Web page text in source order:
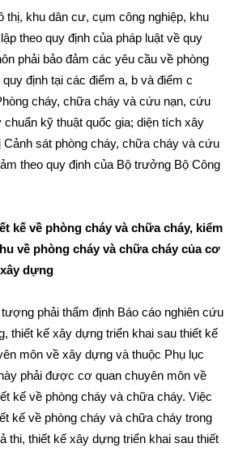
thị, khu dân cư, cụm công nghiệp, khu
theo quy định của pháp luật về quy
phải bảo đảm các yêu cầu về phòng
định tại các điểm a, b và điểm c
cháy, chữa cháy và cứu nạn, cứu
chuẩn kỹ thuật quốc gia; diện tích xây
sát phòng cháy, chữa cháy và cứu
theo quy định của Bộ trưởng Bộ Công
kế về phòng cháy và chữa cháy, kiểm
về phòng cháy và chữa cháy của cơ
dựng
phải thẩm định Báo cáo nghiên cứu
thiết kế xây dựng triển khai sau thiết kế
môn về xây dựng và thuộc Phụ lục
phải được cơ quan chuyên môn về
kế về phòng cháy và chữa cháy. Việc
kế về phòng cháy và chữa cháy trong
thi, thiết kế xây dựng triển khai sau thiết